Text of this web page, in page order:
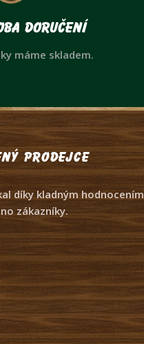
doručení
máme skladem.
prodejce
díky kladným hodnocením
zákazníky.